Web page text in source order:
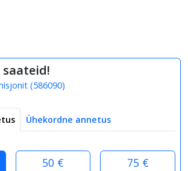
(586090)
Ühekordne annetus
50 € 75 €